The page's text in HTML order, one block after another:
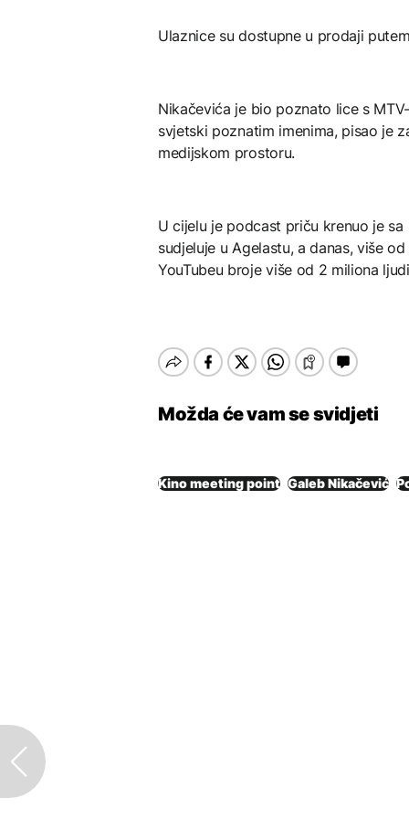
Ulaznice su dostupne u prodaji
Nikačevića je bio poznato lice s
svjetski poznatim imenima, pisao je
medijskom prostoru.
U cijelu je podcast priču krenuo je
sudjeluje u Agelastu, a danas, više
YouTubeu broje više od 2 miliona
Možda će vam se svidjeti
Kino meeting point Galeb Nikačević